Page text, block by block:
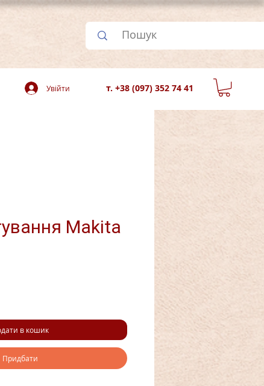
т. +38 (097) 352 74 41
Увійти
Makita
в кошик
Придбати